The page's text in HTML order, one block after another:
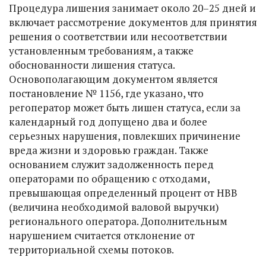
Процедура лишения занимает около 20–25 дней и
включает рассмотрение документов для принятия
решения о соответствии или несоответствии
установленным требованиям, а также
обоснованности лишения статуса.
Основополагающим документом является
постановление № 1156, где указано, что
регоператор может быть лишен статуса, если за
календарный год допущено два и более
серьезных нарушения, повлекших причинение
вреда жизни и здоровью граждан. Также
основанием служит задолженность перед
операторами по обращению с отходами,
превышающая определенный процент от НВВ
(величина необходимой валовой выручки)
регионального оператора. Дополнительным
нарушением считается отклонение от
территориальной схемы потоков.